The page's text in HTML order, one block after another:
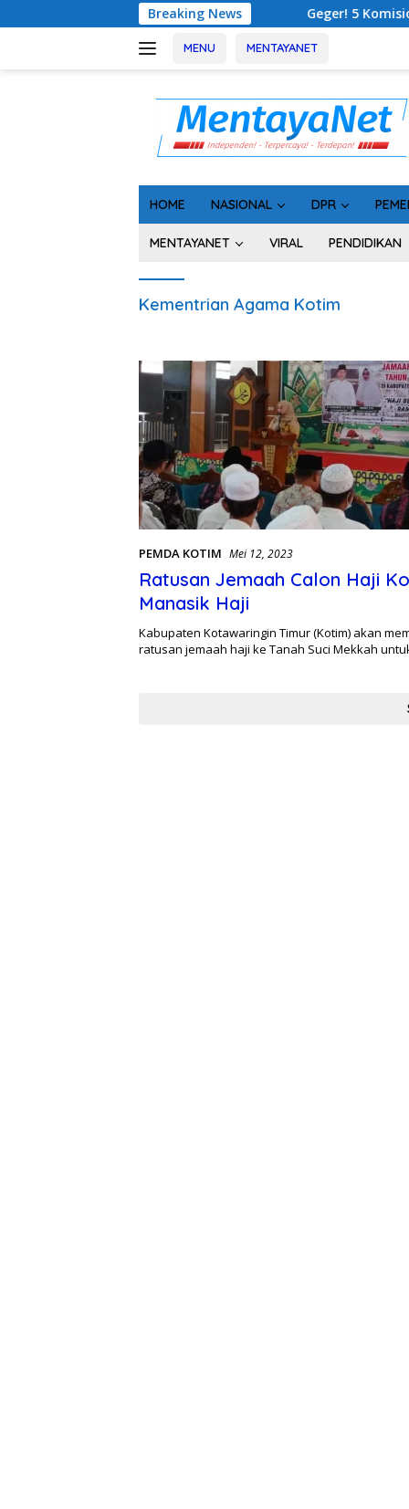
ke
Breaking NewsGeger! 5 Komisioner KPU
MENU MENTAYANET
HOME NASIONAL DPR
MENTAYANET VIRAL PENDIDIKAN
Kementrian Agama Kotim
PEMDA KOTIM Mei 12, 2023
Ratusan Jemaah Calon Haji
Manasik Haji
Kabupaten Kotawaringin Timur (Kotim) akan
ratusan jemaah haji ke Tanah Suci Mekkah